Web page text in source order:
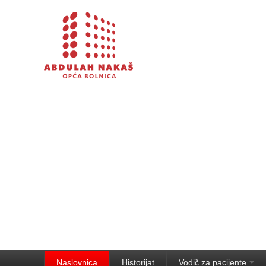
Naslovnica Historijat Vodič za pacijente